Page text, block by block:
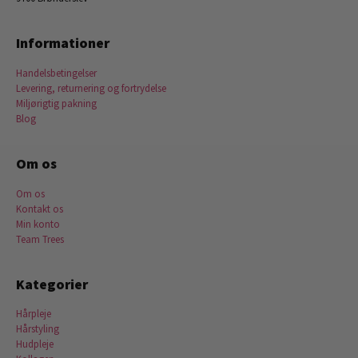
Informationer
Handelsbetingelser
Levering, returnering og fortrydelse
Miljørigtig pakning
Blog
Om os
Om os
Kontakt os
Min konto
Team Trees
Kategorier
Hårpleje
Hårstyling
Hudpleje